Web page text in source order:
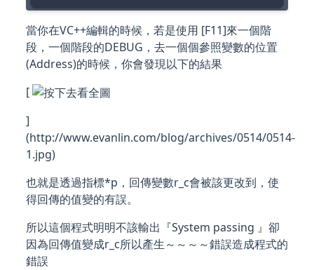
當你在VC++編輯的時候，若是使用 [F11]來一個階
段，一個階段的DEBUG，去一個個參照變數的位置
(Address)的時候，你會發現以下的結果
[
]
(http://www.evanlin.com/blog/archives/0514/0514-
1.jpg)
也就是透過指標*p，回傳變數r_c會被該更改到，使
得回傳的值變的有誤。
所以這個程式明明不該輸出『System passing 』卻
因為回傳值變成r_c所以產生～～～～錯誤造成程式的
錯誤